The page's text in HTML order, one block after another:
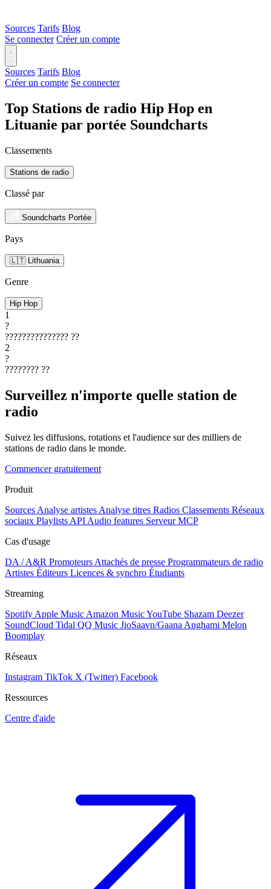
Sources Tarifs Blog
Se connecter Créer un compte
Sources Tarifs Blog
Créer un compte Se connecter
Top Stations de radio Hip Hop en
Lituanie par portée Soundcharts
Classements
Stations de radio
Classé par
Soundcharts Portée
Pays
🇱🇹 Lithuania
Genre
Hip Hop
1
?
??????????????? ??
2
?
???????? ??
Surveillez n'importe quelle station de
radio
Suivez les diffusions, rotations et l'audience sur des milliers de
stations de radio dans le monde.
Commencer gratuitement
Produit
Sources Analyse artistes Analyse titres Radios Classements Réseaux
sociaux Playlists API Audio features Serveur MCP
Cas d'usage
DA / A&R Promoteurs Attachés de presse Programmateurs de radio
Artistes Éditeurs Licences & synchro Étudiants
Streaming
Spotify Apple Music Amazon MusicYouTube Shazam Deezer
SoundCloud Tidal QQ Music JioSaavn/Gaana Anghami Melon
Boomplay
Réseaux
Instagram TikTok X (Twitter) Facebook
Ressources
Centre d'aide